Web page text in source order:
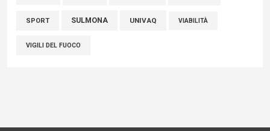
SPORT SULMONA UNIVAQ VIABILITÀ
VIGILI DEL FUOCO